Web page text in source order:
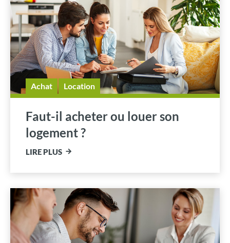
Achat Location
Faut-il acheter ou louer son
logement ?
LIRE PLUS